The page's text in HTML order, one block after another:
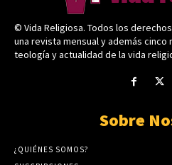
© Vida Religiosa. Todos los
una revista mensual y además
teología y actualidad de la vida
Sobre
¿QUIÉNES SOMOS?